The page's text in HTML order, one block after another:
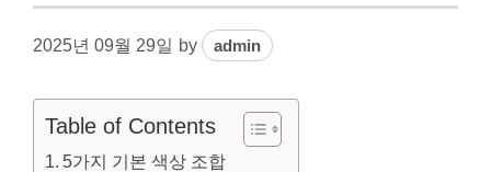
2025년 09월 29일 by admin
Table of Contents
5가지 기본 색상 조합